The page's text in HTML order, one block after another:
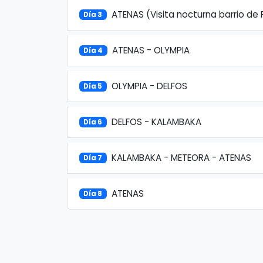
Día 3 ATENAS (Visita nocturna barrio de
Día 4 ATENAS - OLYMPIA
Día 5 OLYMPIA - DELFOS
Día 6 DELFOS - KALAMBAKA
Día 7 KALAMBAKA - METEORA - ATENAS
Día 8 ATENAS